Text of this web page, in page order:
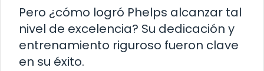
Pero ¿cómo logró Phelps alcanzar tal
nivel de excelencia? Su dedicación y
entrenamiento riguroso fueron clave
en su éxito.